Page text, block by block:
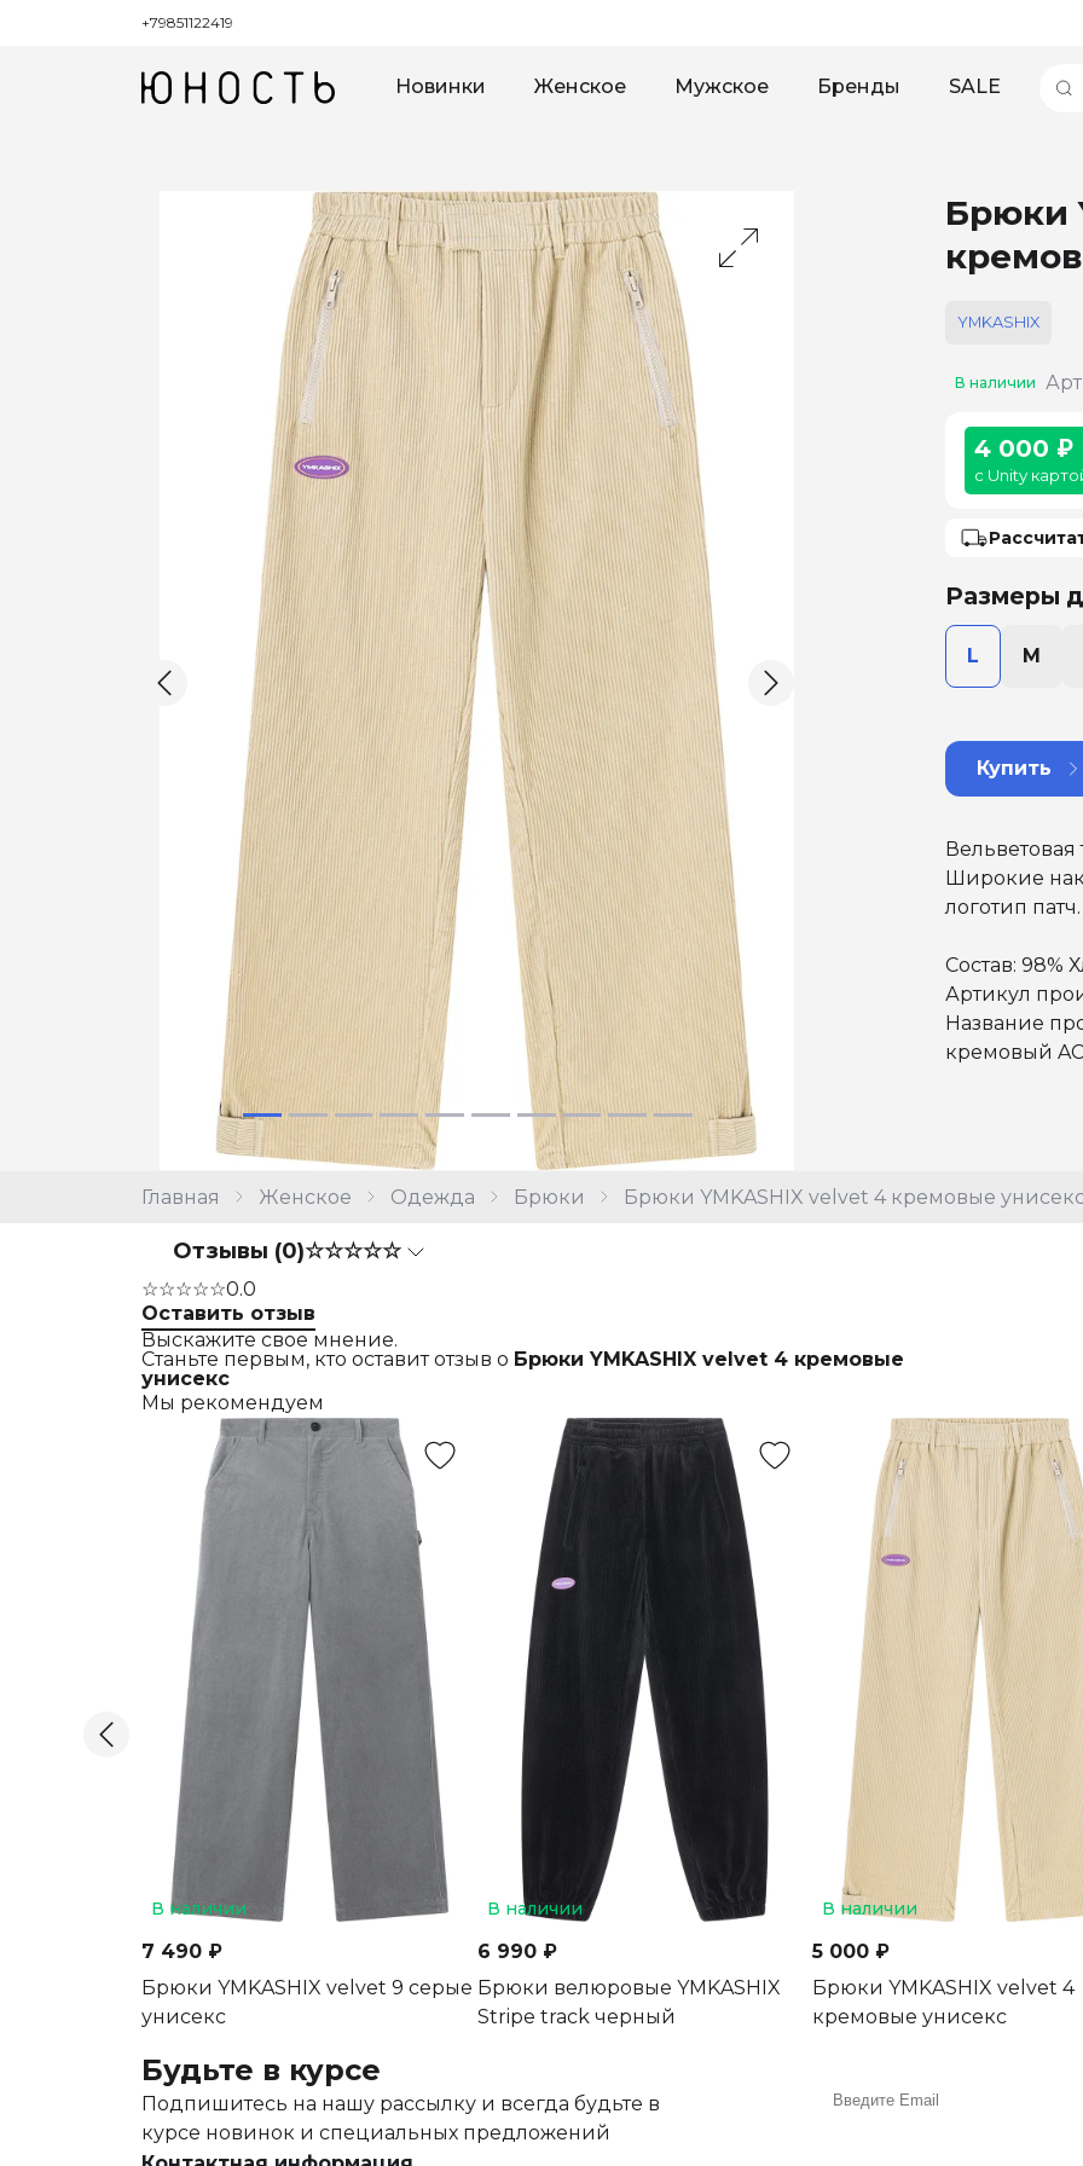
+79851122419
Новинки Женское Мужское Бренды SALE
Главная Женское Одежда Брюки Брюки YMKASHIX velvet 4 кремовые
Брюки
YMKASHIX
В наличии
4 000 ₽
с Unity
Размеры
L M
Купить
Широкие
логотип
Состав: 98%
Артикул
Название
кремовый
Отзывы (0)☆☆☆☆☆
☆☆☆☆☆0.0
Оставить отзыв
Выскажите свое мнение.
Станьте первым, кто оставит отзыв о Брюки YMKASHIX velvet 4 кремовые
унисекс
Мы рекомендуем
В наличии
7 490 ₽
Брюки YMKASHIX velvet 9 серые
унисекс
В наличии
6 990 ₽
Брюки велюровые YMKASHIX
Stripe track черный
В наличии
5 000 ₽
Брюки YMKASHIX velvet 4
кремовые унисекс
Будьте в курсе
Подпишитесь на нашу рассылку и всегда будьте в
курсе новинок и специальных предложений